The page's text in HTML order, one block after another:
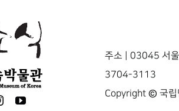
주소 | 03045 서
3704-3113
Copyright © 국립